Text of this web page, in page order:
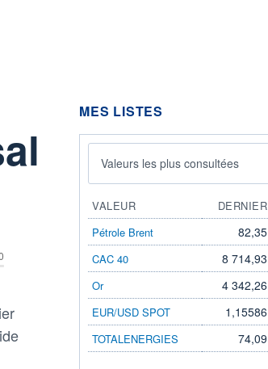
MES LISTES
Valeurs les plus consultées
VALEUR DERNIER
Pétrole Brent
82,35
CAC 40 8 714,93
Or 4 342,26
EUR/USD SPOT 1,15586
TOTALENERGIES 74,09